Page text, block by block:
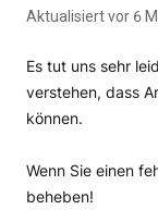
Aktualisiertvor 6
Es tut uns sehr
verstehen, dass
können.
Wenn Sie einen
beheben!